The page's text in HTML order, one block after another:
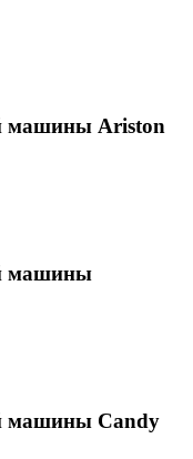
машины Ariston
машины
машины Candy